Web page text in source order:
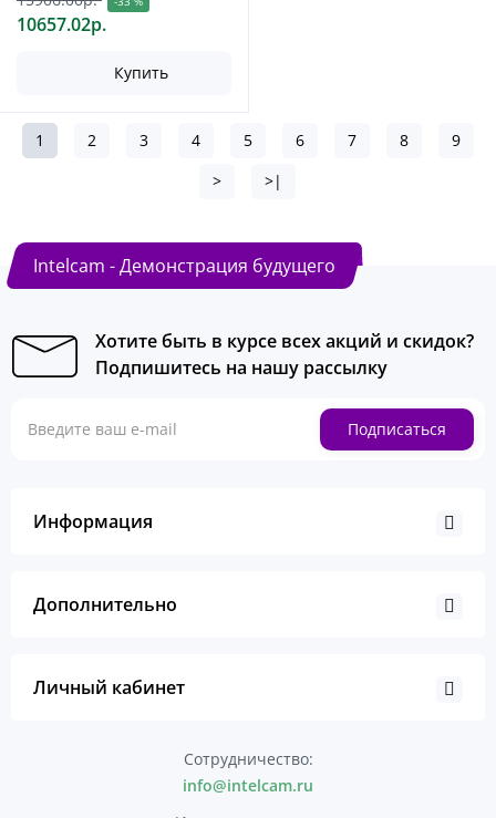
10657.02р.
Купить
1 2 3 4 5 6 7 8
9
>
>|
Intelcam - Демонстрация будущего
Хотите быть в курсе всех акций и скидок?
Подпишитесь на нашу рассылку
Подписаться
Информация
Дополнительно
Личный кабинет
Сотрудничество:
info@intelcam.ru